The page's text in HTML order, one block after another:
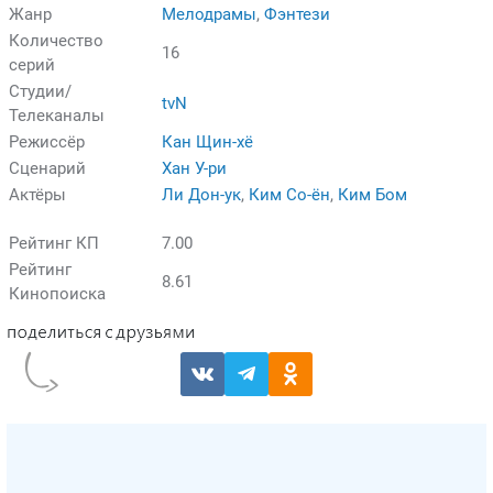
Жанр Мелодрамы, Фэнтези
Количество
серий
16
Студии/
Телеканалы
tvN
Режиссёр
Кан Щин-хё
Сценарий
Хан У-ри
Актёры
Ли Дон-ук, Ким Со-ён, Ким Бом
Рейтинг КП
7.00
Рейтинг
Кинопоиска
8.61